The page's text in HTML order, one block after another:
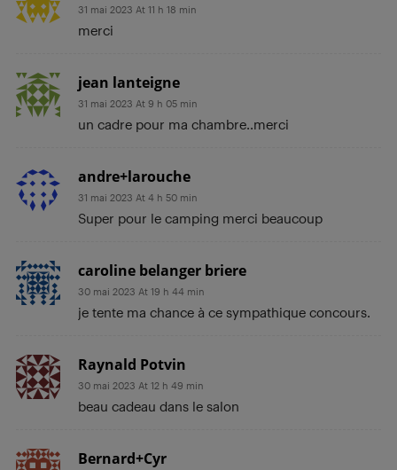
31 mai 2023 At 11 h 18 min
merci
jean lanteigne
31 mai 2023 At 9 h 05 min
un cadre pour ma chambre..merci
andre+larouche
31 mai 2023 At 4 h 50 min
Super pour le camping merci beaucoup
caroline belanger briere
30 mai 2023 At 19 h 44 min
je tente ma chance à ce sympathique concours.
Raynald Potvin
30 mai 2023 At 12 h 49 min
beau cadeau dans le salon
Bernard+Cyr